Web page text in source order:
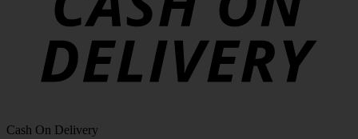
Cash On Delivery